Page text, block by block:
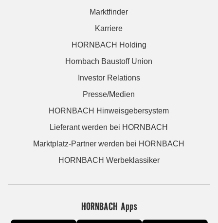
Marktfinder
Karriere
HORNBACH Holding
Hornbach Baustoff Union
Investor Relations
Presse/Medien
HORNBACH Hinweisgebersystem
Lieferant werden bei HORNBACH
Marktplatz-Partner werden bei HORNBACH
HORNBACH Werbeklassiker
HORNBACH Apps